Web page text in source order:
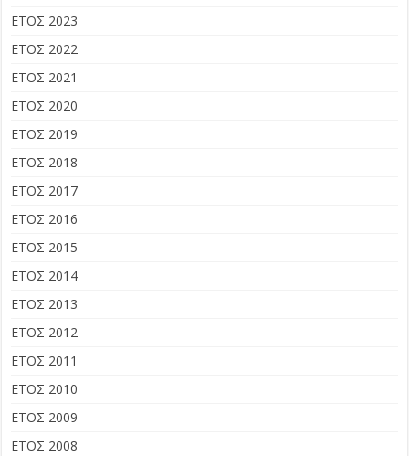
ΕΤΟΣ 2023
ΕΤΟΣ 2022
ΕΤΟΣ 2021
ΕΤΟΣ 2020
ΕΤΟΣ 2019
ΕΤΟΣ 2018
ΕΤΟΣ 2017
ΕΤΟΣ 2016
ΕΤΟΣ 2015
ΕΤΟΣ 2014
ΕΤΟΣ 2013
ΕΤΟΣ 2012
ΕΤΟΣ 2011
ΕΤΟΣ 2010
ΕΤΟΣ 2009
ΕΤΟΣ 2008